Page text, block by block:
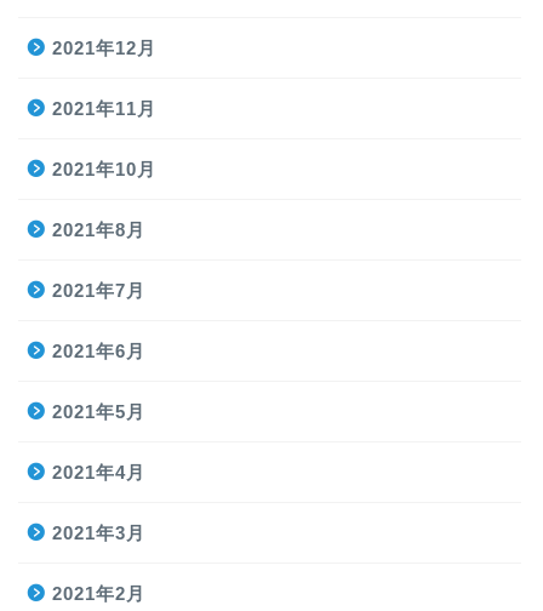
2021年12月
2021年11月
2021年10月
2021年8月
2021年7月
2021年6月
2021年5月
2021年4月
2021年3月
2021年2月